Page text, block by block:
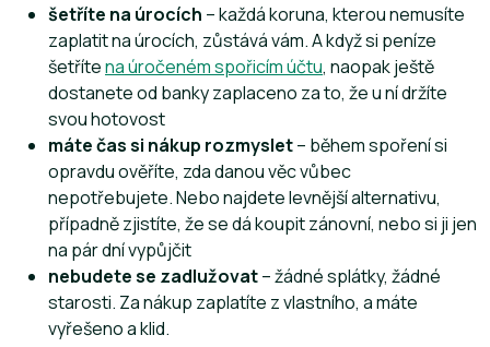
šetříte na úrocích – každá koruna, kterou nemusíte
zaplatit na úrocích, zůstává vám. A když si peníze
šetřítena úročeném spořicím účtu, naopak ještě
dostanete od banky zaplaceno za to, že u ní držíte
svou hotovost
máte čas si nákup rozmyslet– během spoření si
opravdu ověříte, zda danou věc vůbec
nepotřebujete. Nebo najdete levnější alternativu,
případně zjistíte, že se dá koupit zánovní, nebo si ji jen
na pár dní vypůjčit
nebudete se zadlužovat– žádné splátky, žádné
starosti. Za nákup zaplatíte z vlastního, a máte
vyřešeno a klid.